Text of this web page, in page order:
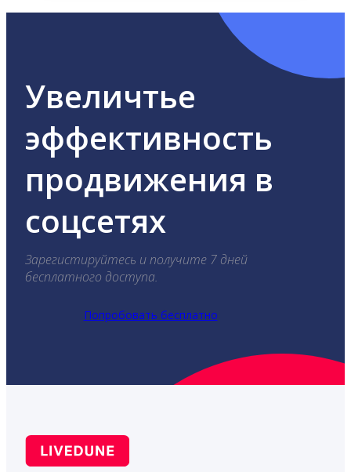
Увеличтье
эффективность
продвижения в
соцсетях
Зарегистируйтесь и получите 7 дней
бесплатного доступа.
Попробовать бесплатно